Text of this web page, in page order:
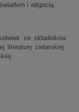
i wilgocią.
ze składników
literatury zielarskiej.